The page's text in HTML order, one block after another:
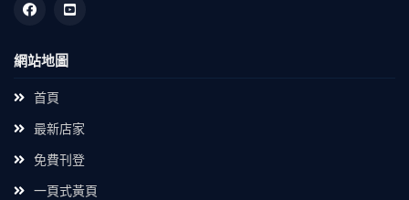
網站地圖
首頁
最新店家
免費刊登
一頁式黃頁